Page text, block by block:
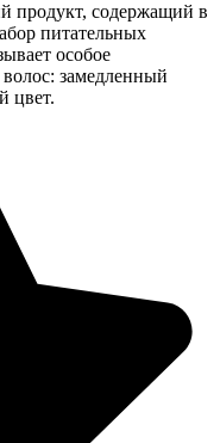
продукт, содержащий в
питательных
особое
замедленный
цвет.